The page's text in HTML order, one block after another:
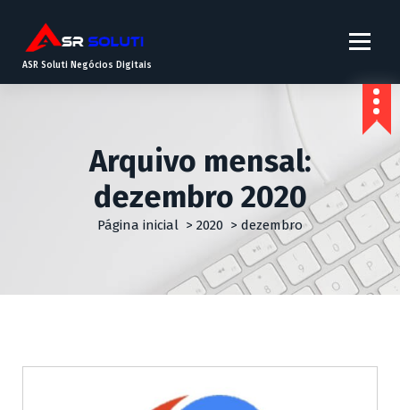
ASR Soluti Negócios Digitais
Arquivo mensal:
dezembro 2020
Página inicial > 2020 > dezembro